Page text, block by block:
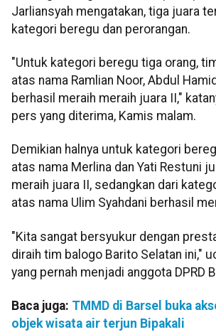
Jarliansyah mengatakan, tiga juara
kategori beregu dan perorangan.
"Untuk kategori beregu tiga orang,
atas nama Ramlian Noor, Abdul
berhasil meraih meraih juara II,"
pers yang diterima, Kamis malam.
Demikian halnya untuk kategori
atas nama Merlina dan Yati Restuni
meraih juara II, sedangkan dari
atas nama Ulim Syahdani berhasil
"Kita sangat bersyukur dengan
diraih tim balogo Barito Selatan ini,"
yang pernah menjadi anggota DPRD
Baca juga: TMMD di Barsel buka
objek wisata air terjun Bipakali